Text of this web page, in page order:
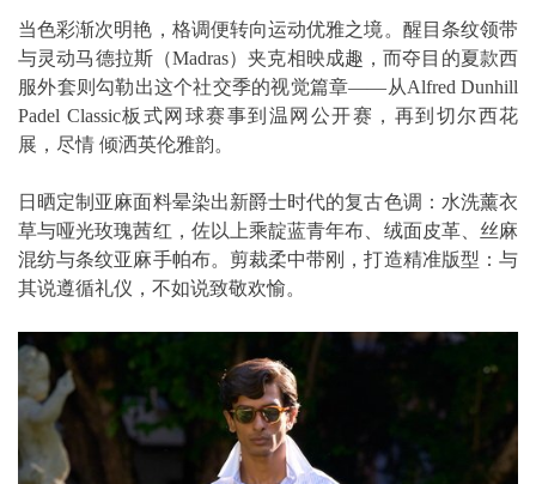
当色彩渐次明艳，格调便转向运动优雅之境。醒目条纹领带
与灵动马德拉斯（Madras）夹克相映成趣，而夺目的夏款西
服外套则勾勒出这个社交季的视觉篇章——从Alfred Dunhill
Padel Classic板式网球赛事到温网公开赛，再到切尔西花
展，尽情 倾洒英伦雅韵。
日晒定制亚麻面料晕染出新爵士时代的复古色调：水洗薰衣
草与哑光玫瑰茜红，佐以上乘靛蓝青年布、绒面皮革、丝麻
混纺与条纹亚麻手帕布。剪裁柔中带刚，打造精准版型：与
其说遵循礼仪，不如说致敬欢愉。